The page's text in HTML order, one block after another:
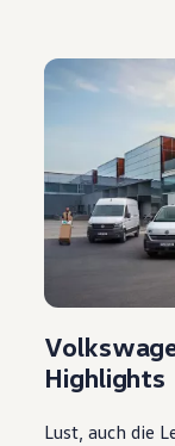
Highlights
Lust, auch die